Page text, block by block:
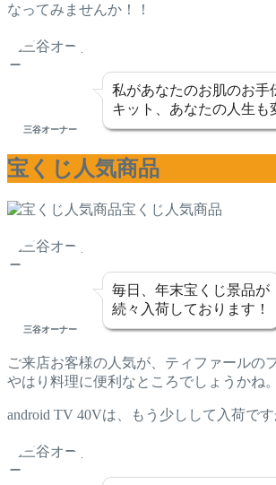
なってみませんか！！
三谷オーナー
私があなたのお肌のお手
キット、あなたの人生も
宝くじ人気商品
宝くじ人気商品
三谷オーナー
毎日、年末宝くじ景品が
続々入荷しております！
ご来店お客様の人気が、ティファールの
やはり料理に便利なところでしょうかね。
android TV 40Vは、もう少しして入荷で